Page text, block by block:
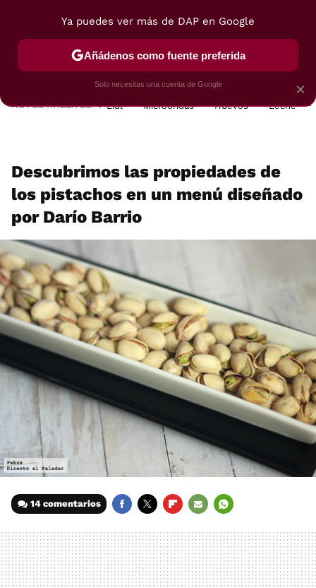
POSTRES VIAJES SELECCIÓN VEGUI
HOY SE HABLA DE Lidl Microondas Huevos Leche
Descubrimos las propiedades de
los pistachos en un menú diseñado
por Darío Barrio
14 comentarios
MAIL
×
Ya puedes ver más de DAP en Google
Añádenos como fuente preferida
Solo necesitas una cuenta de Google